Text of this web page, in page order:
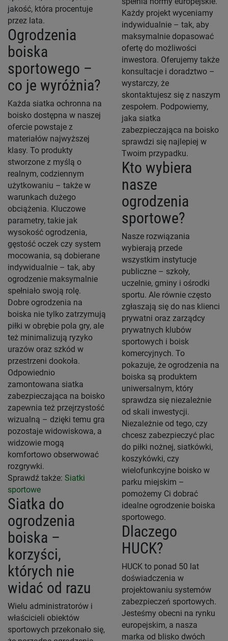
jakość, która procentuje
przez lata.
Ogrodzenia
boiska
sportowego –
co je wyróżnia?
Każda siatka ochronna na
boisko dostępna w naszej
ofercie powstaje z
materiałów najwyższej
klasy. To produkty
stworzone z myślą o
realnym, codziennym
użytkowaniu – także w
warunkach dużego
obciążenia. Kluczowe
parametry, takie jak
wysokość ogrodzenia,
gęstość oczek czy system
mocowania, są dobierane
indywidualnie – tak, aby
ogrodzenie maksymalnie
spełniało swoją rolę.
Dobre ogrodzenia na
boiska nie tylko zatrzymują
piłki w obrębie pola gry, ale
też minimalizują ryzyko
urazów oraz szkód w
przestrzeni dookoła.
Odpowiednio
zamontowana siatka
zabezpieczająca na boisko
zapewnia też przejrzystość
wizualną – dzięki temu gra
pozostaje widowiskowa, a
widzowie mogą
komfortowo obserwować
rozgrywki.
Sprawdź także: Siatki
sportowe
Siatka do
ogrodzenia
boiska –
korzyści,
których nie
widać od razu
Wielu administratorów i
właścicieli obiektów
sportowych przekonało się,
Każdy projekt wyceniamy
indywidualnie – tak, aby
maksymalnie dopasować
ofertę do możliwości
inwestora. Oferujemy także
konsultacje i doradztwo –
wystarczy, że
skontaktujesz się z naszym
zespołem. Podpowiemy,
jaka siatka
zabezpieczająca na boisko
sprawdzi się najlepiej w
Twoim przypadku.
Kto wybiera
nasze
ogrodzenia
sportowe?
Nasze rozwiązania
wybierają przede
wszystkim instytucje
publiczne – szkoły,
uczelnie, gminy i ośrodki
sportu. Ale równie często
zgłaszają się do nas klienci
prywatni oraz zarządcy
prywatnych klubów
sportowych i boisk
komercyjnych. To
pokazuje, że ogrodzenia na
boiska są produktem
uniwersalnym, który
sprawdza się niezależnie
od skali inwestycji.
Niezależnie od tego, czy
chcesz zabezpieczyć plac
do piłki nożnej, siatkówki,
koszykówki, czy
wielofunkcyjne boisko w
parku miejskim –
pomożemy Ci dobrać
idealne ogrodzenie boiska
sportowego.
Dlaczego
HUCK?
HUCK to ponad 50 lat
doświadczenia w
projektowaniu systemów
zabezpieczeń sportowych.
Jesteśmy obecni na rynku
europejskim, a nasza
marka od blisko dwóch